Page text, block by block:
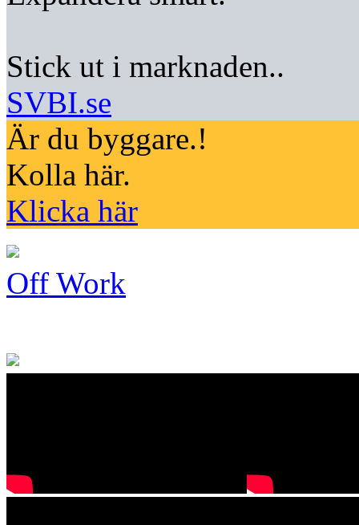
Stick ut i marknaden..
SVBI.se
Är du byggare.!
Kolla här.
Klicka här
Off Work